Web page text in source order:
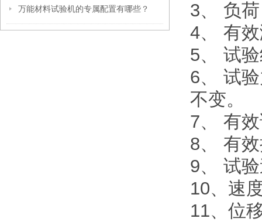
万能材料试验机的专属配置有哪些？
3、 负
4、 有
5、 试
6、 试
不变。
7、 有
8、 有
9、 试
10、速
11、位